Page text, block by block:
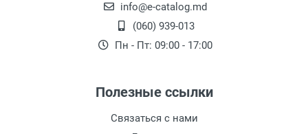
Классические Пылесосы
используются для стандартной уборки
помещений. Эти модели доступны в
означает разную мощность всасывания
и дополнительные функции влажной
уборки. Они могут иметь системы грубой
info@e-catalog.md
(060) 939-013
Пн - Пт: 09:00 - 17:00
Полезные ссылки
Связаться с нами